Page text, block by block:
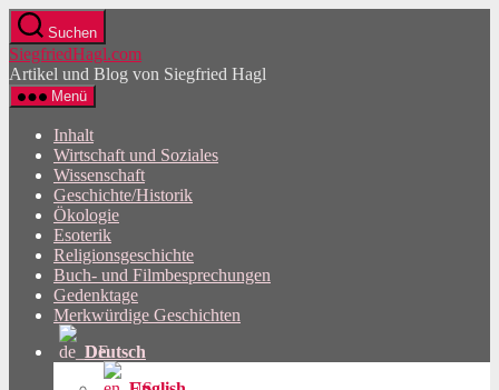
Direkt
zum
Inhalt
wechseln
Suchen
SiegfriedHagl.com
Artikel und Blog von Siegfried Hagl
Menü
Inhalt
Wirtschaft und Soziales
Wissenschaft
Geschichte/Historik
Ökologie
Esoterik
Religionsgeschichte
Buch- und Filmbesprechungen
Gedenktage
Merkwürdige Geschichten
Deutsch